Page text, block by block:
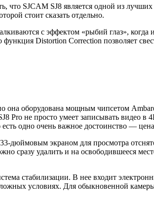
что SJCAM SJ8 является одной из
стоит сказать отдельно.
с эффектом «рыбий глаз»,
Distortion Correction позволяет
она оборудована мощным чипсетом
Pro не просто умеет записывать видео в
одно очень важное достоинство —
дюймовым экраном для просмотра
сразу удалить и на освободившееся
стабилизации. В нее входит
условиях. Для обыкновенной